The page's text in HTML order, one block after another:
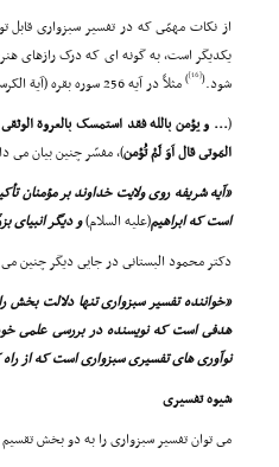
از نکات مهمّى که در تفسیر سبزوارى قابل
یکدیگر است، به گونه اى که درک رازهاى
شود.(
[16]
)مثلاً در آیه 256 سوره بقره (آیة الکرسى) از «عروة الوثقى» سخن به میان آمده، آنجا که مى فرماید:
(... و یؤمن بالله فقد استمسک بالعروة
المَوتى قال اَوَ لَمْ تُؤمن)، مفسّر چنین بیان مى
«آیه شریفه روى ولایت خداوند بر مؤمنان
است که ابراهیم(علیه السلام)و دیگر انبیاى
دکتر محمود البستانى در جایى دیگر چنین
«خواننده تفسیر سبزوارى تنها دلالت بخش
هدفى است که نویسنده در بررسى علمى خود
نوآورى هاى تفسیرى سبزوارى است که از راه
شیوه تفسیرى
مى توان تفسیر سبزوارى را به دو بخش